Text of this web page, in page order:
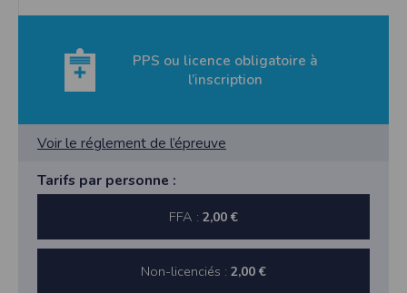
PPS ou licence obligatoire à
l’inscription
Voir le réglement de l’épreuve
Tarifs par personne :
FFA : 2,00 €
Non-licenciés : 2,00 €